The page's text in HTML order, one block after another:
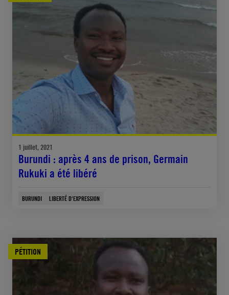
1 juillet, 2021
Burundi : après 4 ans de prison, Germain
Rukuki a été libéré
BURUNDI LIBERTÉ D'EXPRESSION
PÉTITION